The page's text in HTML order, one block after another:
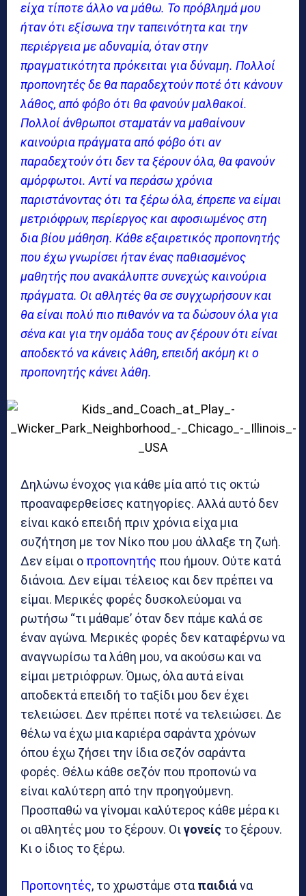
είχα τίποτε άλλο να μάθω. Το πρόβλημά μου
ήταν ότι εξίσωνα την ταπεινότητα και την
περιέργεια με αδυναμία, όταν στην
πραγματικότητα πρόκειται για δύναμη. Πολλοί
προπονητές δε θα παραδεχτούν ποτέ ότι κάνουν
λάθος, από φόβο ότι θα φανούν μαλθακοί.
Πολλοί άνθρωποι σταματάν να μαθαίνουν
καινούρια πράγματα από φόβο ότι αν
παραδεχτούν ότι δεν τα ξέρουν όλα, θα φανούν
αμόρφωτοι. Αντί να περάσω χρόνια
παριστάνοντας ότι τα ξέρω όλα, έπρεπε να είμαι
μετριόφρων, περίεργος και αφοσιωμένος στη
δια βίου μάθηση. Κάθε εξαιρετικός προπονητής
που έχω γνωρίσει ήταν ένας παθιασμένος
μαθητής που ανακάλυπτε συνεχώς καινούρια
πράγματα. Οι αθλητές θα σε συγχωρήσουν και
θα είναι πολύ πιο πιθανόν να τα δώσουν όλα για
σένα και για την ομάδα τους αν ξέρουν ότι είναι
αποδεκτό να κάνεις λάθη, επειδή ακόμη κι ο
προπονητής κάνει λάθη.
Δηλώνω ένοχος για κάθε μία από τις οκτώ
προαναφερθείσες κατηγορίες. Αλλά αυτό δεν
είναι κακό επειδή πριν χρόνια είχα μια
συζήτηση με τον Νίκο που μου άλλαξε τη ζωή.
Δεν είμαι ο προπονητής που ήμουν. Ούτε κατά
διάνοια. Δεν είμαι τέλειος και δεν πρέπει να
είμαι. Μερικές φορές δυσκολεύομαι να
ρωτήσω “τι μάθαμε’ όταν δεν πάμε καλά σε
έναν αγώνα. Μερικές φορές δεν καταφέρνω να
αναγνωρίσω τα λάθη μου, να ακούσω και να
είμαι μετριόφρων. Όμως, όλα αυτά είναι
αποδεκτά επειδή το ταξίδι μου δεν έχει
τελειώσει. Δεν πρέπει ποτέ να τελειώσει. Δε
θέλω να έχω μια καριέρα σαράντα χρόνων
όπου έχω ζήσει την ίδια σεζόν σαράντα
φορές. Θέλω κάθε σεζόν που προπονώ να
είναι καλύτερη από την προηγούμενη.
Προσπαθώ να γίνομαι καλύτερος κάθε μέρα κι
οι αθλητές μου το ξέρουν. Οιγονείς το ξέρουν.
Κι ο ίδιος το ξέρω.
Προπονητές, το χρωστάμε στα παιδιάνα